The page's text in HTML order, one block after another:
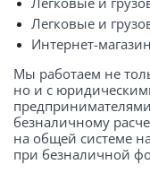
Легковые и
Интернет-
Мы работаем не
но и с
безналичному
на общей системе
при безналичной